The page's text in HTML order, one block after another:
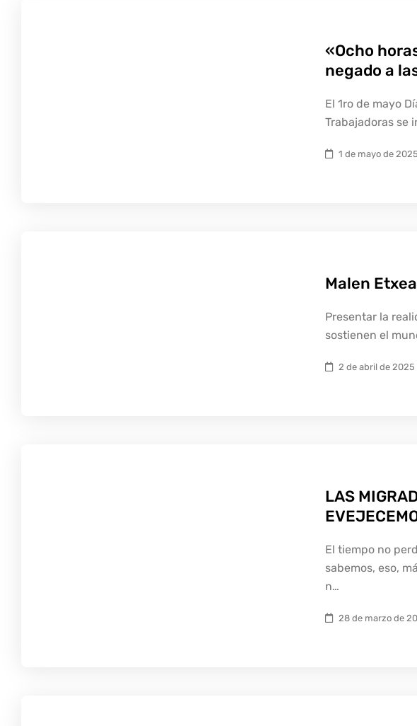
«Ocho
negado a
El 1ro de mayo
Trabajadoras se
1 de mayo de 2025
Malen
Presentar la
sostienen el
2 de abril de 2025
LAS
El tiempo no
sabemos, eso,
n…
28 de marzo de